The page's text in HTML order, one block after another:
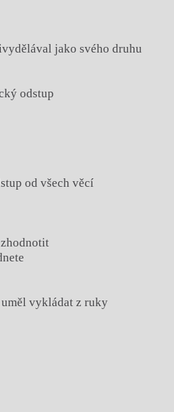
jako svého druhu
odstup
od všech věcí
vykládat z ruky